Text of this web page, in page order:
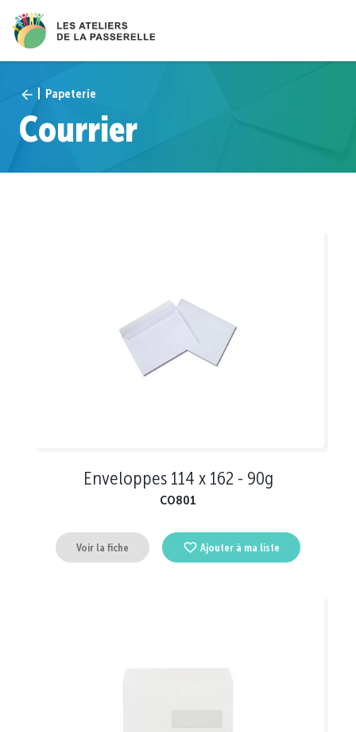
Papeterie
Courrier
Enveloppes 114 x 162 - 90g
CO801
Voir la fiche Ajouter à ma liste